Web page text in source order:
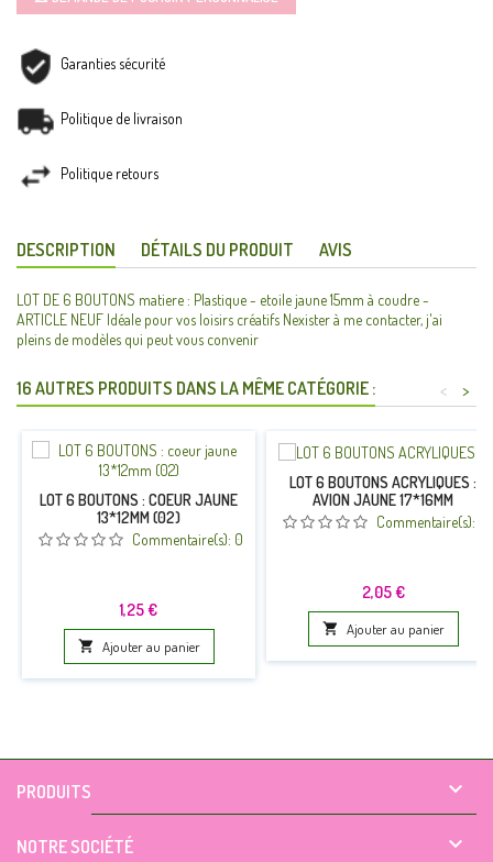
Garanties sécurité
Politique de livraison
Politique retours
DESCRIPTION DÉTAILS DU PRODUIT AVIS
LOT DE 6 BOUTONS matiere : Plastique - etoile jaune 15mm à coudre -
ARTICLE NEUF Idéale pour vos loisirs créatifs Nexister à me contacter, j'ai
pleins de modèles qui peut vous convenir
16 AUTRES PRODUITS DANS LA MÊME CATÉGORIE : >
<
LOT 6 BOUTONS : COEUR JAUNE
13*12MM (02)
Commentaire(s): 0
Prix
1,25 €
 Ajouter au panier
LOT 6 BOUTONS ACRYLIQUES :
AVION JAUNE 17*16MM
Commentaire(s):
Prix
2,05 €
 Ajouter au panier
PRODUITS 
NOTRE SOCIÉTÉ 